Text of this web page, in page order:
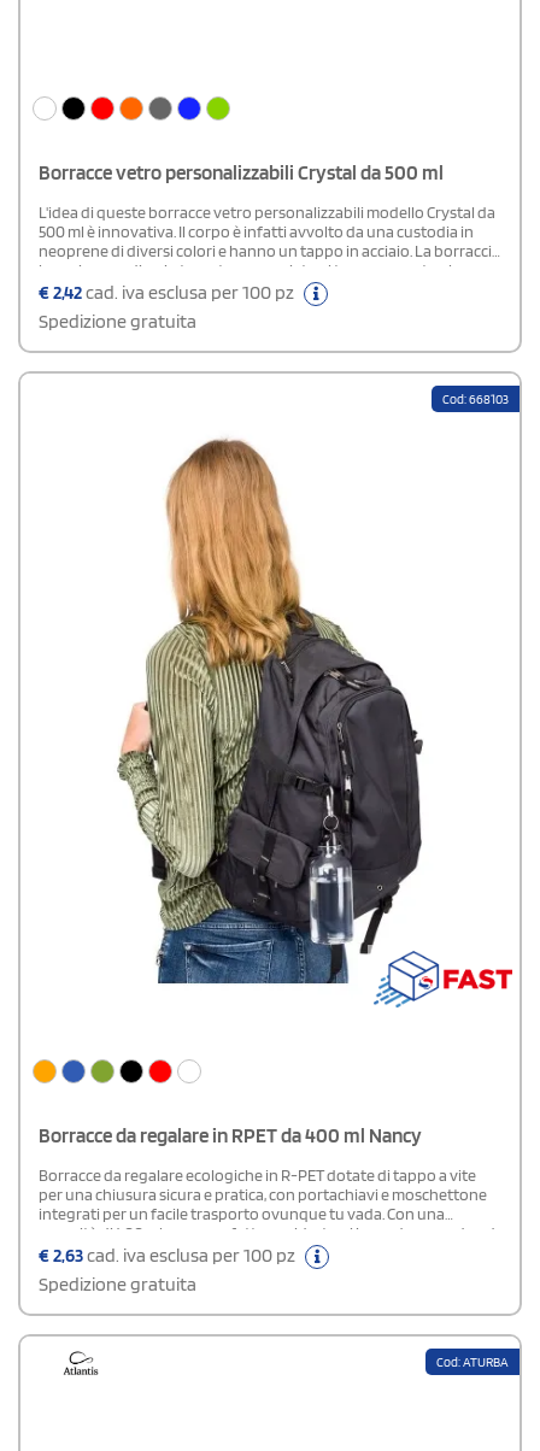
Borracce vetro personalizzabili Crystal da 500 ml
L'idea di queste borracce vetro personalizzabili modello Crystal da
500 ml è innovativa. Il corpo è infatti avvolto da una custodia in
neoprene di diversi colori e hanno un tappo in acciaio. La borraccia
ha poi un cordino in tessuto agganciato al tappo per estrarla
facilmente dalla custodia. Rappresenta dunque un gadget
promozionale orginale e funzionale per il tempo libero. Borracce
personalizzabili o neutri.AREE DI STAMPA SU CUSTODIA: FRONTE: 3
x 7 cm - AVVOLGENTE: 15 x 8 cm
€2,42cad. iva esclusa per 100 pz
Spedizione gratuita
Cod: 668103
Borracce da regalare in RPET da 400 ml Nancy
Borracce da regalare ecologiche in R-PET dotate di tappo a vite
per una chiusura sicura e pratica, con portachiavi e moschettone
integrati per un facile trasporto ovunque tu vada. Con una
capacità di 400 ml, sono perfette per idratarsi in modo comodo ed
eco-friendly durante attività all’aperto, in viaggio o in ufficio.
€2,63cad. iva esclusa per 100 pz
Spedizione gratuita
Cod: ATURBA